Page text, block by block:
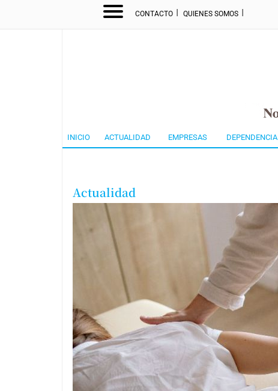
CONTACTO I QUIENES SOMOS I
INICIO ACTUALIDAD EMPRESAS DEPENDENCIA
Actualidad